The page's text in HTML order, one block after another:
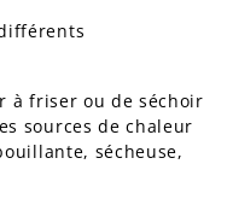
à friser ou de séchoir
sources de chaleur
sécheuse,